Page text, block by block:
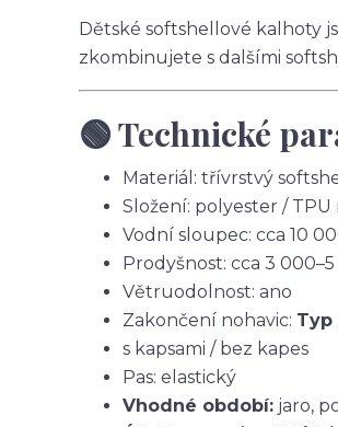
Dětské softshellové kalhoty
zkombinujete s dalšími
🟢 Technické
Materiál: třívrstvý
Složení: polyester /
Vodní sloupec: cca 10
Prodyšnost: cca 3
Větruodolnost: ano
Zakončení nohavic: Typ
s kapsami / bez kapes
Pas: elastický
Vhodné období: jaro,